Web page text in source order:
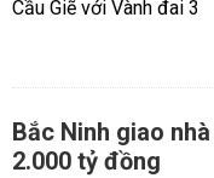
Bắc Ninh giao
2.000 tỷ đồng